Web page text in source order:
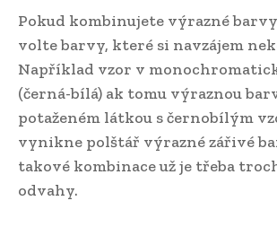
Pokud kombinujete výrazné
volte barvy, které si navzájem
Například vzor v
(černá-bílá) ak tomu výraznou
potaženém látkou s černobílým
vynikne polštář výrazné zářivé
takové kombinace už je třeba
odvahy.